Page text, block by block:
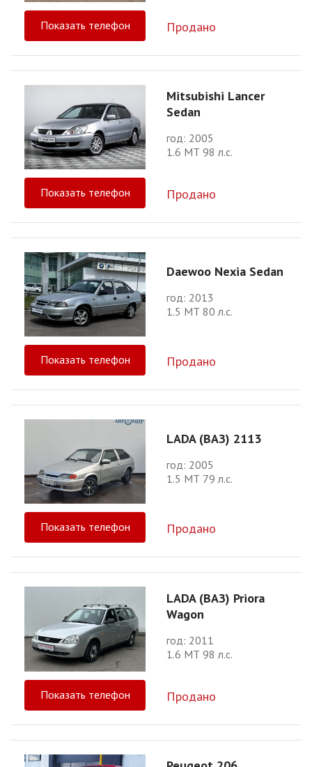
Показать телефон Продано
Mitsubishi Lancer
Sedan
год: 2005
1.6 МТ 98 л.с.
Показать телефон Продано
Daewoo Nexia Sedan
год: 2013
1.5 МТ 80 л.с.
Показать телефон Продано
LADA (ВАЗ) 2113
год: 2005
1.5 МТ 79 л.с.
Показать телефон Продано
LADA (ВАЗ) Priora
Wagon
год: 2011
1.6 МТ 98 л.с.
Показать телефон Продано